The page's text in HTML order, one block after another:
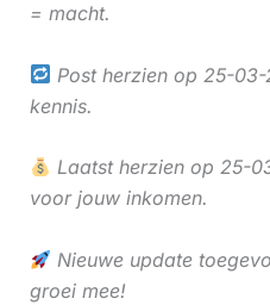
= macht.
Post herzien op 25-
kennis.
Laatst herzien op 25-
voor jouw inkomen.
Nieuwe update
groei mee!